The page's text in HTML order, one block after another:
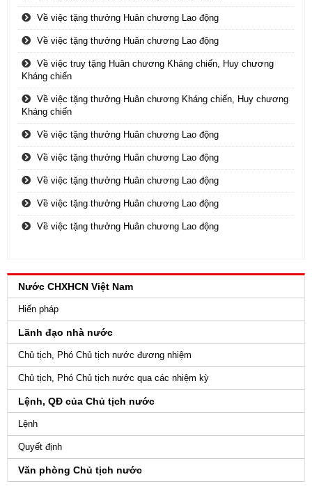
Về việc tặng thưởng Huân chương Lao động
Về việc tặng thưởng Huân chương Lao động
Về việc truy tặng Huân chương Kháng chiến, Huy chương
Kháng chiến
Về việc tặng thưởng Huân chương Kháng chiến, Huy chương
Kháng chiến
Về việc tặng thưởng Huân chương Lao động
Về việc tặng thưởng Huân chương Lao động
Về việc tặng thưởng Huân chương Lao động
Về việc tặng thưởng Huân chương Lao động
Về việc tặng thưởng Huân chương Lao động
Nước CHXHCN Việt Nam
Hiến pháp
Lãnh đạo nhà nước
Chủ tịch, Phó Chủ tịch nước đương nhiệm
Chủ tịch, Phó Chủ tịch nước qua các nhiệm kỳ
Lệnh, QĐ của Chủ tịch nước
Lệnh
Quyết định
Văn phòng Chủ tịch nước